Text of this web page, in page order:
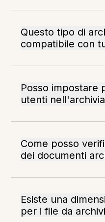
Questo tipo di
compatibile con
Posso impostare
utenti
Come posso
dei documenti
Esiste una
per i file da